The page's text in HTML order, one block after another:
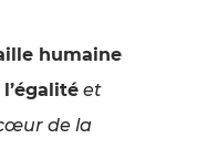
humaine
l’égalité et
de la